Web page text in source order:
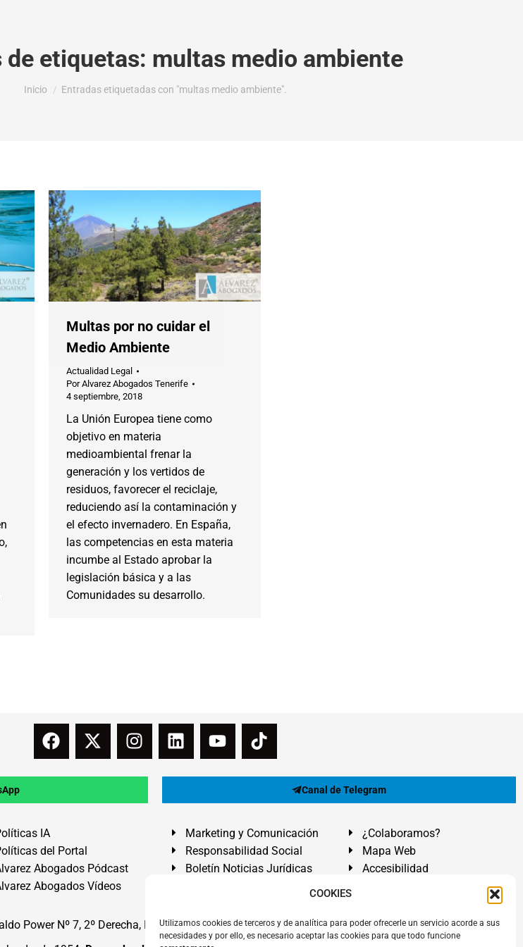
COOKIES
Utilizamos cookies de terceros y de analítica para poder ofrecerle un servicio acorde a sus
necesidades y por ello, es necesario aceptar las cookies para que todo funcione
etiquetas: multas medio ambiente
Estás aquí:
Inicio Entradas etiquetadas con "multas medio ambiente".
Multas por no cuidar el
Medio Ambiente
Actualidad Legal
PorAlvarez Abogados Tenerife
4 septiembre, 2018
La Unión Europea tiene como
objetivo en materia
medioambiental frenar la
generación y los vertidos de
residuos, favorecer el reciclaje,
reduciendo así la contaminación y
el efecto invernadero. En España,
las competencias en esta materia
incumbe al Estado aprobar la
legislación básica y a las
Comunidades su desarrollo.
Canal de Telegram
IA
del Portal
Abogados Pódcast
Abogados Vídeos
Marketing y Comunicación
Responsabilidad Social
Boletín Noticias Jurídicas
¿Colaboramos?
Mapa Web
Accesibilidad
Power Nº 7, 2º Derecha, El Médano, Granadilla de Abona, Santa Cruz de Tenerife. Islas Canarias.